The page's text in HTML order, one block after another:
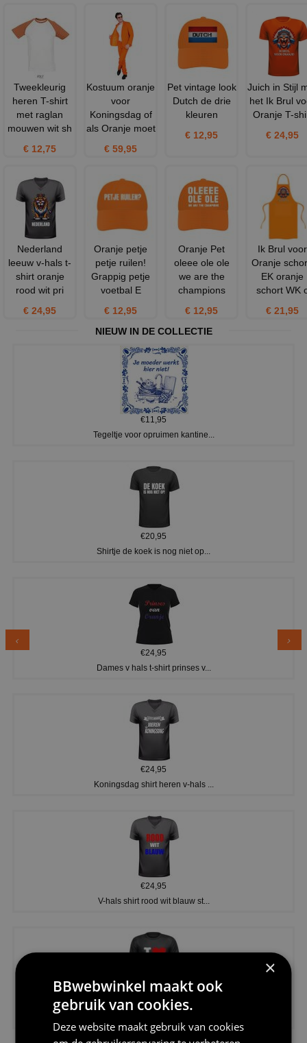
Tweekleurig
heren T-shirt
met raglan
mouwen wit sh
€ 12,75
Kostuum oranje
voor
Koningsdag of
als Oranje moet
€ 59,95
Pet vintage look
Dutch de drie
kleuren
€ 12,95
Juich in Stijl
het Ik Brul
Oranje T-
€ 24,95
Nederland
leeuw v-hals t-
shirt oranje
rood wit pri
€ 24,95
Oranje petje
petje ruilen!
Grappig petje
voetbal E
€ 12,95
Oranje Pet
oleee ole ole
we are the
champions
€ 12,95
Ik Brul voor
Oranje
EK oranje
schort WK
€ 21,95
NIEUW IN DE COLLECTIE
€11,95
Tegeltje voor opruimen kantine...
€20,95
Shirtje de koek is nog niet op...
€24,95
Dames v hals t-shirt prinses v...
€24,95
Koningsdag shirt heren v-hals ...
€24,95
V-hals shirt rood wit blauw st...
€24,95
×
BBwebwinkel maakt ook
gebruik van cookies.
Deze website maakt gebruik van cookies